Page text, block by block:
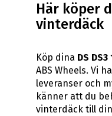
Här köper
vinterdäck
Köp dina DS
ABS Wheels. Vi
leveranser och
känner att du
vinterdäck till